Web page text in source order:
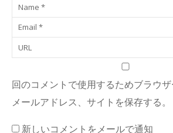
回のコメントで使用するためブラウザ
メールアドレス、サイトを保存する。
新しいコメントをメールで通知